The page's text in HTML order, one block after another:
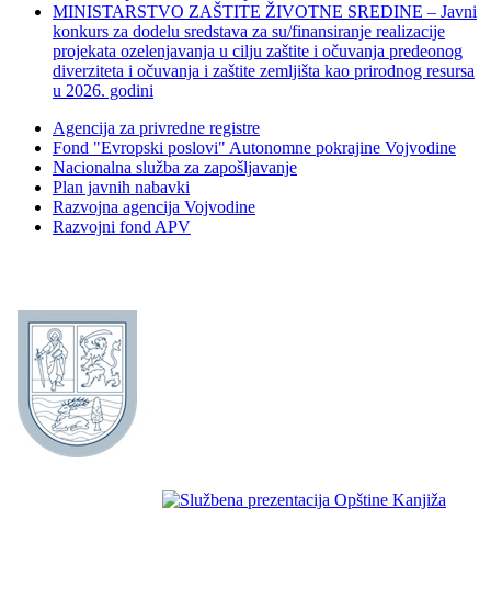
MINISTARSTVO ZAŠTITE ŽIVOTNE SREDINE – Javni
konkurs za dodelu sredstava za su/finansiranje realizacije
projekata ozelenjavanja u cilju zaštite i očuvanja predeonog
diverziteta i očuvanja i zaštite zemljišta kao prirodnog resursa
u 2026. godini
Agencija za privredne registre
Fond "Evropski poslovi" Autonomne pokrajine Vojvodine
Nacionalna služba za zapošljavanje
Plan javnih nabavki
Razvojna agencija Vojvodine
Razvojni fond APV